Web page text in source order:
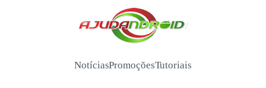
/
NotíciasPromoçõesTutoriais